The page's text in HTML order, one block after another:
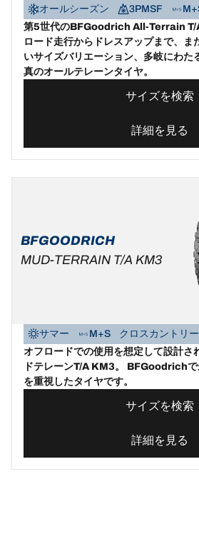
オールシーズン 3PMSF
第5世代のBFGoodrich All-Terrain T/
ロード走行からドレスアップまで、ま
いサイズバリエーション、多岐にわた
真のオールテレーンタイヤ。
サイズを検索
詳細を見る
BFGOODRICH
MUD-TERRAIN T/A KM3
サマー M+S
クロスカントリー
オフロードでの使用を想定して設計
ドテレーンT/A KM3。 BFGoodrich
を重視したタイヤです。
サイズを検索
詳細を見る